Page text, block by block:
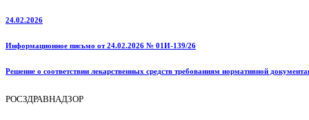
24.02.2026
Информационное письмо от 24.02.2026 № 01И-139/26
Решение о соответствии лекарственных средств требованиям нормативной
РОСЗДРАВНАДЗОР